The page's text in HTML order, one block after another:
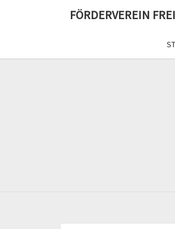
FÖRDERVEREIN